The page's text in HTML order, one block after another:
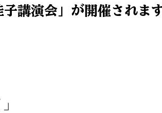
講演会」が開催されま